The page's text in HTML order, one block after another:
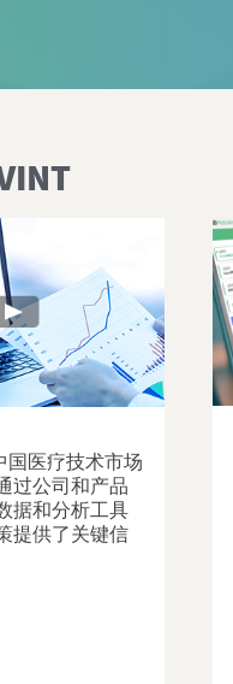
国医疗技术市场
过公司和产品
据和分析工具
提供了关键信